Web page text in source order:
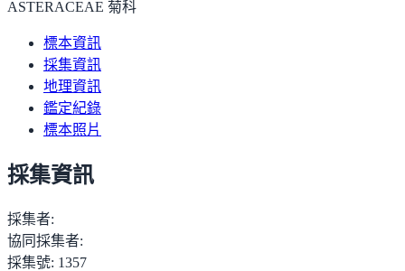
ASTERACEAE 菊科
標本資訊
採集資訊
地理資訊
鑑定紀錄
標本照片
採集資訊
採集者:
協同採集者:
採集號: 1357